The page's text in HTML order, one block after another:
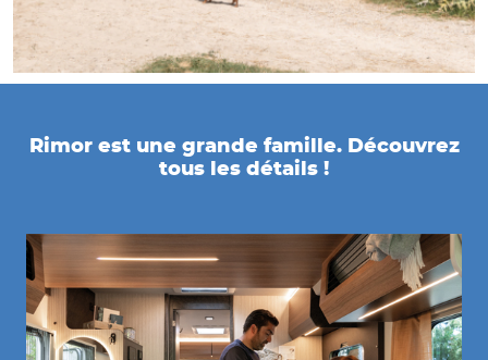
Rimor est une grande famille. Découvrez
tous les détails !